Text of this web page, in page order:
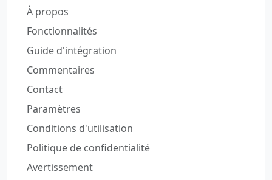
À propos
Fonctionnalités
Guide d'intégration
Commentaires
Contact
Paramètres
Conditions d'utilisation
Politique de confidentialité
Avertissement